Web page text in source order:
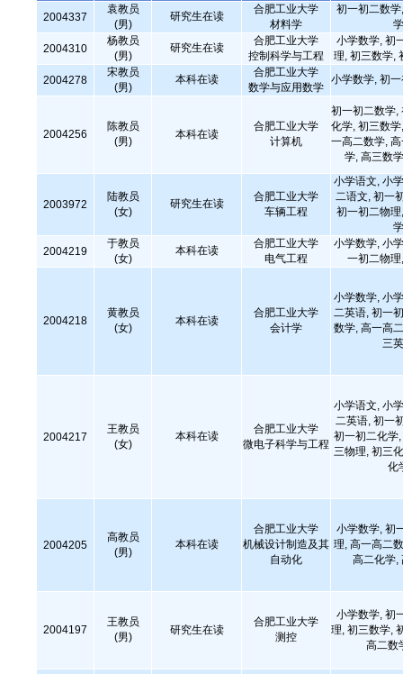
2004337
袁教员
(男)
研究生在读
合肥工业大学
材料学
初一初二数
2004310
杨教员
(男)
研究生在读
合肥工业大学
控制科学与工程
小学数学, 初
理, 初三数学,
2004278
宋教员
(男)
本科在读
合肥工业大学
数学与应用数学
小学数学, 初
2004256
陈教员
(男)
本科在读
合肥工业大学
计算机
初一初二数学,
化学, 初三数
一高二数学,
学, 高三数
2003972
陆教员
(女)
研究生在读
合肥工业大学
车辆工程
小学语文, 小
二语文, 初一
初一初二物
2004219
于教员
(女)
本科在读
合肥工业大学
电气工程
小学数学, 小
一初二物
2004218
黄教员
(女)
本科在读
合肥工业大学
会计学
小学数学, 小
二英语, 初一
数学, 高一高
三
2004217
王教员
(女)
本科在读
合肥工业大学
微电子科学与工程
小学语文, 小
二英语, 初一
初一初二化学
三物理, 初三
化
2004205
高教员
(男)
本科在读
合肥工业大学
机械设计制造及其
自动化
小学数学, 初
理, 高一高二
高二化学,
2004197
王教员
(男)
研究生在读
合肥工业大学
测控
小学数学, 初
理, 初三数学,
高二数